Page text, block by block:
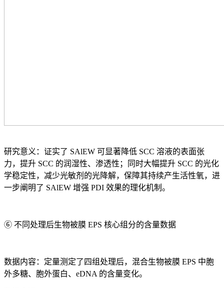
研究意义：证实了 SAlEW 可显著降低 SCC 溶液的表面张
力，提升 SCC 的润湿性、渗透性；同时大幅提升 SCC 的光化
学稳定性，减少光敏剂的光降解，保障其持续产生活性氧，进
一步阐明了 SAlEW 增强 PDI 效果的理化机制。
⑥ 不同处理后生物被膜 EPS 核心组分的含量数据
数据内容：定量测定了四组处理后，混合生物被膜 EPS 中胞
外多糖、胞外蛋白、eDNA 的含量变化。